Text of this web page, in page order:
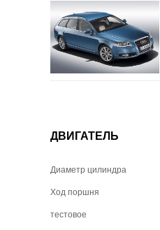
ДВИГАТЕЛЬ
Диаметр цилиндра
Ход поршня
тестовое